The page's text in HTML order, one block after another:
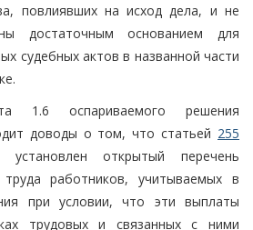
повлиявших на исход дела, и не
достаточным основанием для
судебных актов в названной части
1.6 оспариваемого решения
доводы о том, что статьей 255
установлен открытый перечень
работников, учитываемых в
при условии, что эти выплаты
трудовых и связанных с ними